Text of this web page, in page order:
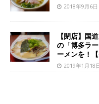
2018年9月6日
【閉店】国
の「博多ラ
ーメンを！【
2019年1月18